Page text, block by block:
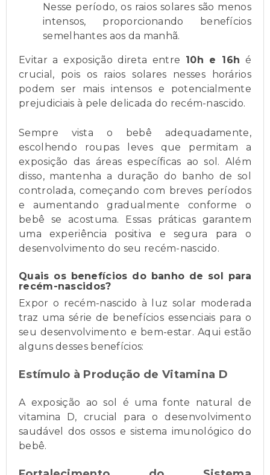
Nesse período, os raios solares são menos
intensos, proporcionando benefícios
semelhantes aos da manhã.
Evitar a exposição direta entre 10h e 16h é
crucial, pois os raios solares nesses horários
podem ser mais intensos e potencialmente
prejudiciais à pele delicada do recém-nascido.
Sempre vista o bebê adequadamente,
escolhendo roupas leves que permitam a
exposição das áreas específicas ao sol. Além
disso, mantenha a duração do banho de sol
controlada, começando com breves períodos
e aumentando gradualmente conforme o
bebê se acostuma. Essas práticas garantem
uma experiência positiva e segura para o
desenvolvimento do seu recém-nascido.
Quais os benefícios do banho de sol para
recém-nascidos?
Expor o recém-nascido à luz solar moderada
traz uma série de benefícios essenciais para o
seu desenvolvimento e bem-estar. Aqui estão
alguns desses benefícios:
Estímulo à Produção de Vitamina D
A exposição ao sol é uma fonte natural de
vitamina D, crucial para o desenvolvimento
saudável dos ossos e sistema imunológico do
bebê.